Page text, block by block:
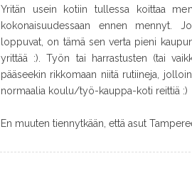
Yritän usein kotiin tullessa koittaa
kokonaisuudessaan ennen mennyt.
loppuvat, on tämä sen verta pieni
yrittää :). Työn tai harrastusten (tai
pääseekin rikkomaan niitä rutiineja,
normaalia koulu/työ-kauppa-koti reittiä :)
En muuten tiennytkään, että asut